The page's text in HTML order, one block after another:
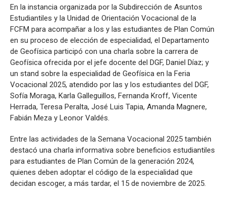
En la instancia organizada por la Subdirección de Asuntos
Estudiantiles y la Unidad de Orientación Vocacional de la
FCFM para acompañar a los y las estudiantes de Plan Común
en su proceso de elección de especialidad, el Departamento
de Geofísica participó con una charla sobre la carrera de
Geofísica ofrecida por el jefe docente del DGF, Daniel Díaz; y
un stand sobre la especialidad de Geofísica en la Feria
Vocacional 2025, atendido por las y los estudiantes del DGF,
Sofía Moraga, Karla Galleguillos, Fernanda Kroff, Vicente
Herrada, Teresa Peralta, José Luis Tapia, Amanda Magnere,
Fabián Meza y Leonor Valdés.
Entre las actividades de la Semana Vocacional 2025 también
destacó una charla informativa sobre beneficios estudiantiles
para estudiantes de Plan Común de la generación 2024,
quienes deben adoptar el código de la especialidad que
decidan escoger, a más tardar, el 15 de noviembre de 2025.